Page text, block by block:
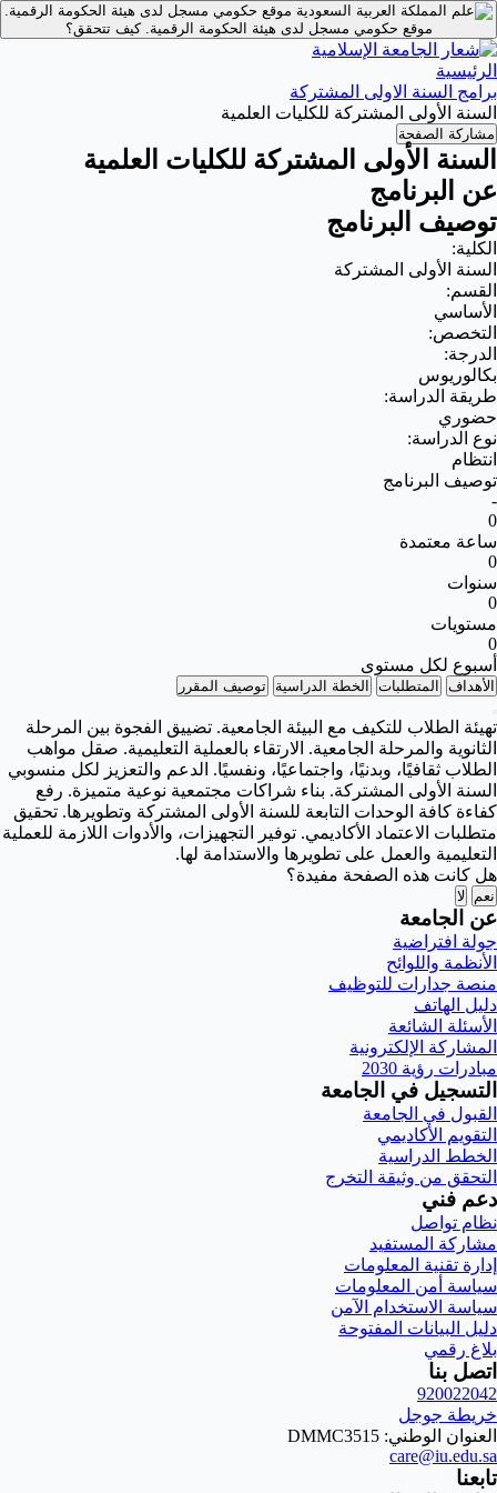
موقع حكومي مسجل لدى هيئة الحكومة الرقمية.
موقع حكومي مسجل لدى هيئة الحكومة الرقمية.كيف تتحقق؟
الرئيسية
برامج السنة الاولى المشتركة
السنة الأولى المشتركة للكليات العلمية
مشاركة الصفحة
السنة الأولى المشتركة للكليات العلمية
عن البرنامج
توصيف البرنامج
الكلية:
السنة الأولى المشتركة
القسم:
الأساسي
التخصص:
الدرجة:
بكالوريوس
طريقة الدراسة:
حضوري
نوع الدراسة:
انتظام
توصيف البرنامج
-
0
ساعة معتمدة
0
سنوات
0
مستويات
0
أسبوع لكل مستوى
الأهداف المتطلبات الخطة الدراسية توصيف المقرر
تهيئة الطلاب للتكيف مع البيئة الجامعية. تضييق الفجوة بين المرحلة
الثانوية والمرحلة الجامعية. الارتقاء بالعملية التعليمية. صقل مواهب
الطلاب ثقافيًا، وبدنيًا، واجتماعيًا، ونفسيًا. الدعم والتعزيز لكل منسوبي
السنة الأولى المشتركة. بناء شراكات مجتمعية نوعية متميزة. رفع
كفاءة كافة الوحدات التابعة للسنة الأولى المشتركة وتطويرها. تحقيق
متطلبات الاعتماد الأكاديمي. توفير التجهيزات، والأدوات اللازمة للعملية
التعليمية والعمل على تطويرها والاستدامة لها.
هل كانت هذه الصفحة مفيدة؟
نعم لا
عن الجامعة
جولة افتراضية
الأنظمة واللوائح
منصة جدارات للتوظيف
دليل الهاتف
الأسئلة الشائعة
المشاركة الإلكترونية
مبادرات رؤية 2030
التسجيل في الجامعة
القبول في الجامعة
التقويم الأكاديمي
الخطط الدراسية
التحقق من وثيقة التخرج
دعم فني
نظام تواصل
مشاركة المستفيد
إدارة تقنية المعلومات
سياسة أمن المعلومات
سياسة الاستخدام الآمن
دليل البيانات المفتوحة
بلاغ رقمي
اتصل بنا
920022042
خريطة جوجل
العنوان الوطني: DMMC3515
care@iu.edu.sa
تابعنا